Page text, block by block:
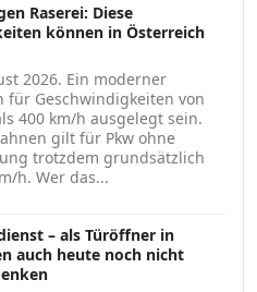
Raserei: Diese
können in Österreich
2026. Ein moderner
für Geschwindigkeiten von
400 km/h ausgelegt sein.
gilt für Pkw ohne
trotzdem grundsätzlich
h. Wer das...
– als Türöffner in
auch heute noch nicht